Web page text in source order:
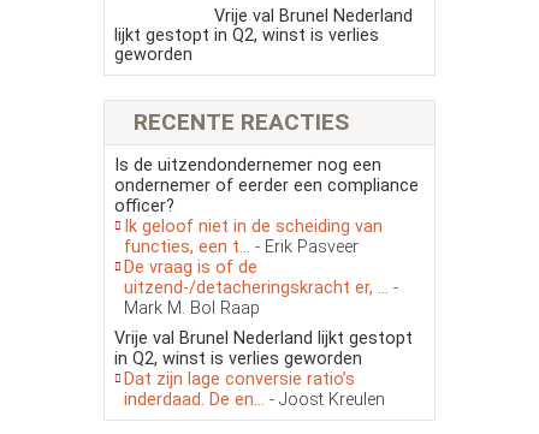
Vrije val Brunel Nederland
lijkt gestopt in Q2, winst is verlies
geworden
RECENTE REACTIES
Is de uitzendondernemer nog een
ondernemer of eerder een compliance
officer?
Ik geloof niet in de scheiding van
functies, een t... - Erik Pasveer
De vraag is of de
uitzend-/detacheringskracht er, ... -
Mark M. Bol Raap
Vrije val Brunel Nederland lijkt gestopt
in Q2, winst is verlies geworden
Dat zijn lage conversie ratio’s
inderdaad. De en... - Joost Kreulen